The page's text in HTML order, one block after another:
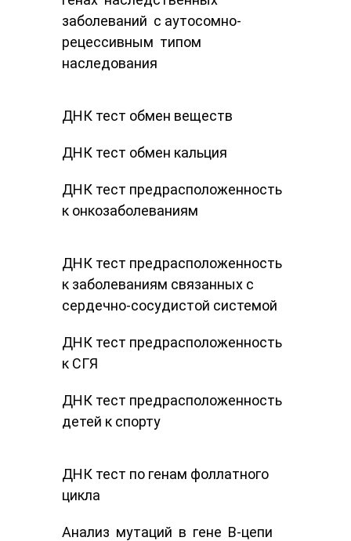
заболеваний​ ​ с аутосомно-
рецессивным​ ​ типом​ ​
наследования
ДНК ​тест обмен веществ
ДНК ​тест обмен кальция
ДНК ​тест предрасположенность
к онкозаболеваниям
ДНК ​тест предрасположенность
к заболеваниям связанных с
сердечно-сосудистой системой
ДНК ​тест предрасположенность
к СГЯ
ДНК ​тест предрасположенность
детей к спорту
ДНК ​тест по генам фоллатного
цикла
Анализ​ ​ мутаций​ ​ в​ ​ гене​ ​ Β-цепи​ ​